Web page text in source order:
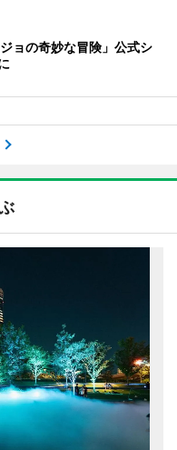
ョの奇妙な冒険」公式シ